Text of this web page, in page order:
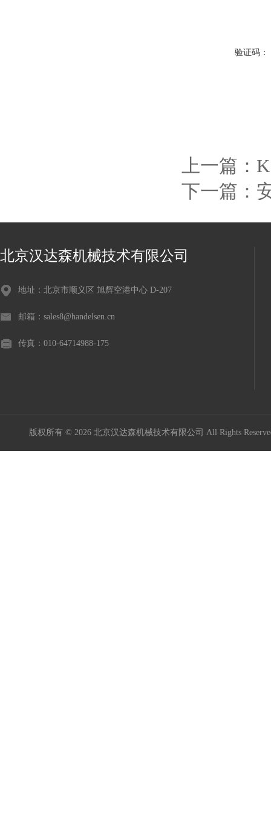
验证码：
上一篇：
下一篇：
北京汉达森机械技术有限公司
地址：北京市顺义区 旭辉空港中心 D-207
邮箱：sales8@handelsen.cn
传真：010-64714988-175
版权所有 © 2026 北京汉达森机械技术有限公司 All Rights